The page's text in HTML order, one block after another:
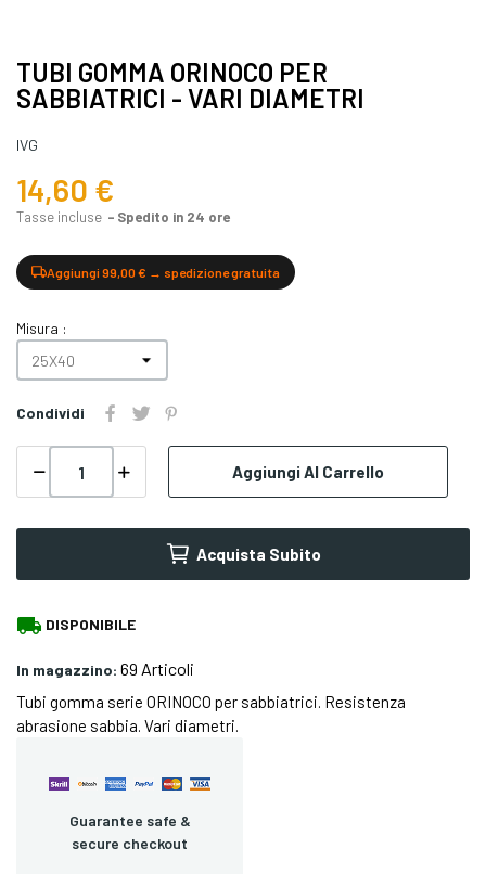
TUBI GOMMA ORINOCO PER
SABBIATRICI - VARI DIAMETRI
IVG
14,60 €
Tasse incluse Spedito in 24 ore
Aggiungi 99,00 € → spedizione gratuita
Misura :
Condividi
Aggiungi Al Carrello
Acquista Subito
local_shipping DISPONIBILE
In magazzino: 69 Articoli
Tubi gomma serie ORINOCO per sabbiatrici. Resistenza
abrasione sabbia. Vari diametri.
Guarantee safe &
secure checkout